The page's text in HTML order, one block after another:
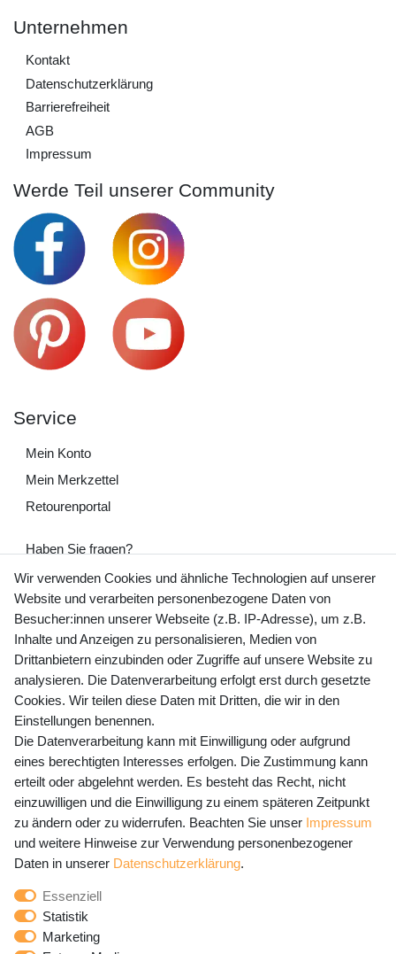
Unternehmen
Kontakt
Daten­schutz­erklärung
Barrierefreiheit
AGB
Impressum
Werde Teil unserer Community
Service
Mein Konto
Mein Merkzettel
Retourenportal
Haben Sie fragen?
+49 (0) 35243 460 400
Mo-Fr 9-15 Uhr
shop@banjado.com
Preisangaben inkl. gesetzl. MwSt. und zzgl. Service- und
Versandkosten
Newsletter Anmeldung - Keine Angebote
mehr verpassen!
E-MAIL **
Newsletter
Honig
Hiermit bestätige ich, dass ich die
gelesen habe. Meine Einwilligung kann ich jederzeit
widerrufen.**
Wir verwenden Cookies und ähnliche Technologien auf unserer
Website und verarbeiten personenbezogene Daten von
Besucher:innen unserer Webseite (z.B. IP-Adresse), um z.B.
Inhalte und Anzeigen zu personalisieren, Medien von
Drittanbietern einzubinden oder Zugriffe auf unsere Website zu
analysieren. Die Datenverarbeitung erfolgt erst durch gesetzte
Cookies. Wir teilen diese Daten mit Dritten, die wir in den
Einstellungen benennen.
Die Datenverarbeitung kann mit Einwilligung oder aufgrund
eines berechtigten Interesses erfolgen. Die Zustimmung kann
erteilt oder abgelehnt werden. Es besteht das Recht, nicht
einzuwilligen und die Einwilligung zu einem späteren Zeitpunkt
zu ändern oder zu widerrufen. Beachten Sie unser Impressum
und weitere Hinweise zur Verwendung personenbezogener
Daten in unserer Daten­schutz­erklärung.
Essenziell
Statistik
Marketing